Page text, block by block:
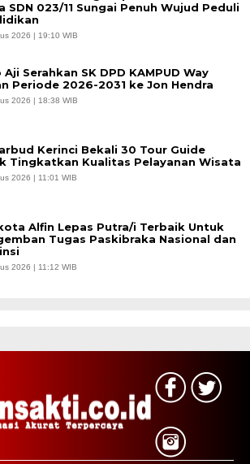
SDN 023/11 Sungai Penuh Wujud Peduli
2026 | 19:10 WIB
Aji Serahkan SK DPD KAMPUD Way
Periode 2026-2031 ke Jon Hendra
2026 | 18:38 WIB
Kerinci Bekali 30 Tour Guide
Tingkatkan Kualitas Pelayanan Wisata
2026 | 11:01 WIB
Alfin Lepas Putra/i Terbaik Untuk
Tugas Paskibraka Nasional dan
2026 | 11:12 WIB